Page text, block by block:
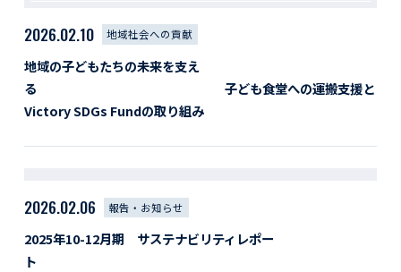
2026.02.10 地域社会への貢献
地域の子どもたちの未来を支え
る 子ども食堂への運搬支援と
Victory SDGs Fundの取り組み
2026.02.06 報告・お知らせ
2025年10-12月期 サステナビリティレポー
ト